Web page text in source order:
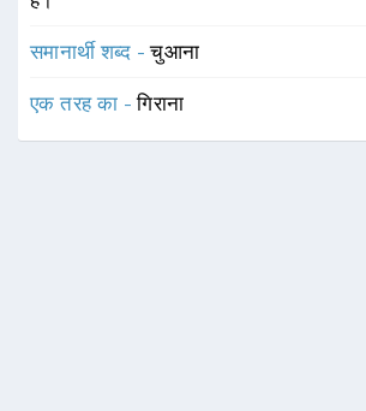
समानार्थी शब्द -चुआना
एक तरह का -गिराना